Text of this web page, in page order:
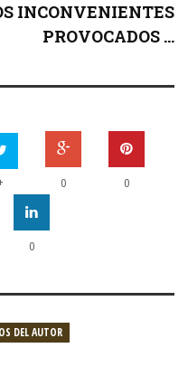
INCONVENIENTES
PROVOCADOS ...
0 0
0
DEL AUTOR